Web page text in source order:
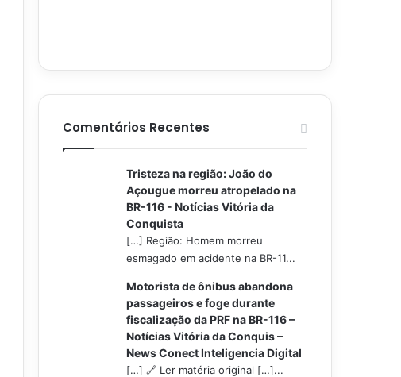
Comentários Recentes
Tristeza na região: João do
Açougue morreu atropelado na
BR-116 - Notícias Vitória da
Conquista
[…] Região: Homem morreu
esmagado em acidente na BR-11...
Motorista de ônibus abandona
passageiros e foge durante
fiscalização da PRF na BR-116 –
Notícias Vitória da Conquis –
News Conect Inteligencia Digital
[…] 🔗 Ler matéria original […]...